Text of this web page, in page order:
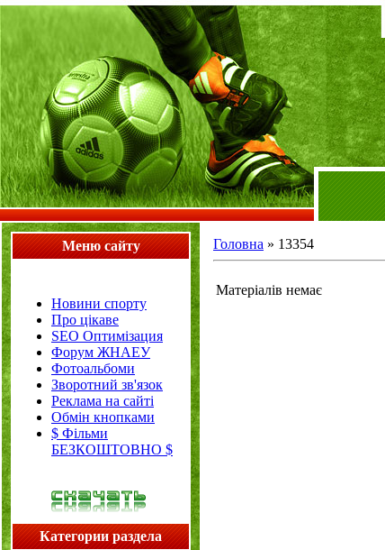
Меню сайту
Новини спорту
Про цікаве
SEO Оптимізация
Форум ЖНАЕУ
Фотоальбоми
Зворотний зв'язок
Реклама на сайті
Обмін кнопками
$ Фільми
БЕЗКОШТОВНО $
Категории раздела
Головна » 13354
Матеріалів немає